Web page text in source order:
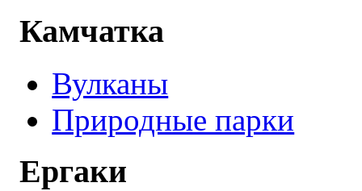
Камчатка
Вулканы
Природные парки
Ергаки